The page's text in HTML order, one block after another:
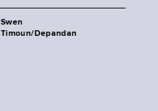
Swen
Timoun/Depandan